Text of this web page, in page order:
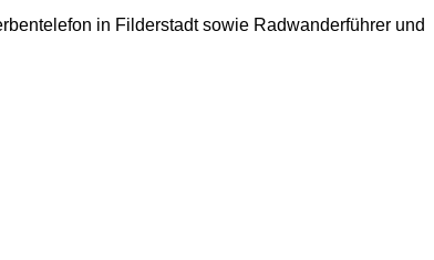
in Filderstadt sowie Radwanderführer und